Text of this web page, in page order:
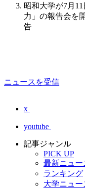
昭和大学が7月
力」の報告会を
告
ニュースを受信
x
youtube
記事ジャンル
PICK UP
最新ニュー
ランキング
大学ニュー